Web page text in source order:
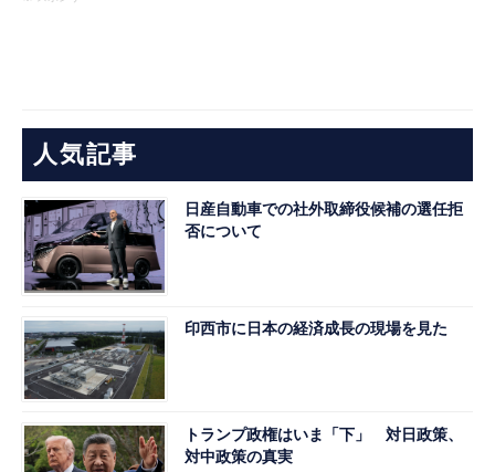
人気記事
日産自動車での社外取締役候補の選任拒
否について
印西市に日本の経済成長の現場を見た
トランプ政権はいま「下」 対日政策、
対中政策の真実